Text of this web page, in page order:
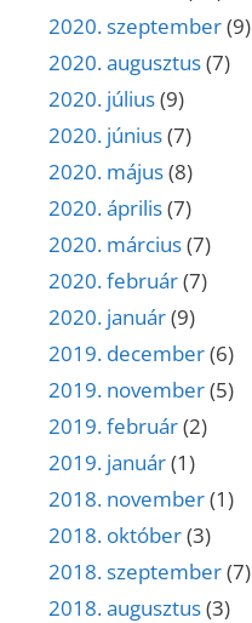
2020. szeptember(9)
2020. augusztus(7)
2020. július(9)
2020. június(7)
2020. május(8)
2020. április(7)
2020. március(7)
2020. február(7)
2020. január(9)
2019. december(6)
2019. november(5)
2019. február(2)
2019. január(1)
2018. november(1)
2018. október(3)
2018. szeptember(7)
2018. augusztus(3)